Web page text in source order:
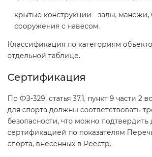
крытые конструкции - залы, манежи,
сооружения с навесом.
Классификация по категориям
отдельной таблице.
Сертификация
По ФЗ-329, статья 37.1, пункт 9 части 2
для спорта должны соответствовать
безопасности, что можно
сертификацией по показателям
спорта, внесенных в Реестр.
оборудования (ТР ТС 010)
Сертификация средств
индивидуальной защиты (ТР ТС
Действующие технические
регламенты